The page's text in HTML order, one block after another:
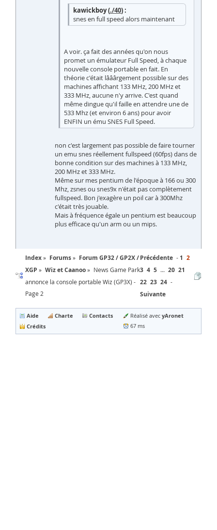
kawickboy (./40) :
snes en full speed alors maintenant
A voir. ça fait des années qu'on nous
promet un émulateur Full Speed, à chaque
nouvelle console portable en fait. En
théorie c'était lââârgement possible sur des
machines affichant 133 MHz, 200 MHz et
333 MHz, aucune n'y arrive. C'est quand
même dingue qu'il faille en attendre une de
533 Mhz (et environ 6 ans) pour avoir
ENFIN un ému SNES Full Speed.
non c'est largement pas possible de faire tourner
un emu snes réellement fullspeed (60fps) dans de
bonne condition sur des machines à 133 MHz,
200 MHz et 333 MHz.
Même sur mes pentium de l'époque à 166 ou 300
Mhz, zsnes ou snes9x n'était pas complètement
fullspeed. Bon j'exagère un poil car à 300Mhz
c'était très jouable.
Mais à fréquence égale un pentium est beaucoup
plus efficace qu'un arm ou un mips.
Index Forums
Forum GP32 / GP2X /
XGP
Wiz et Caanoo
News Game Park
annonce la console portable Wiz (GP3X) -
Page 2
Précédente 1 2
3 4 5 ... 20 21
22 23 24
Suivante
Aide Charte
Contacts
Crédits
Réalisé avecyAronet
67 ms